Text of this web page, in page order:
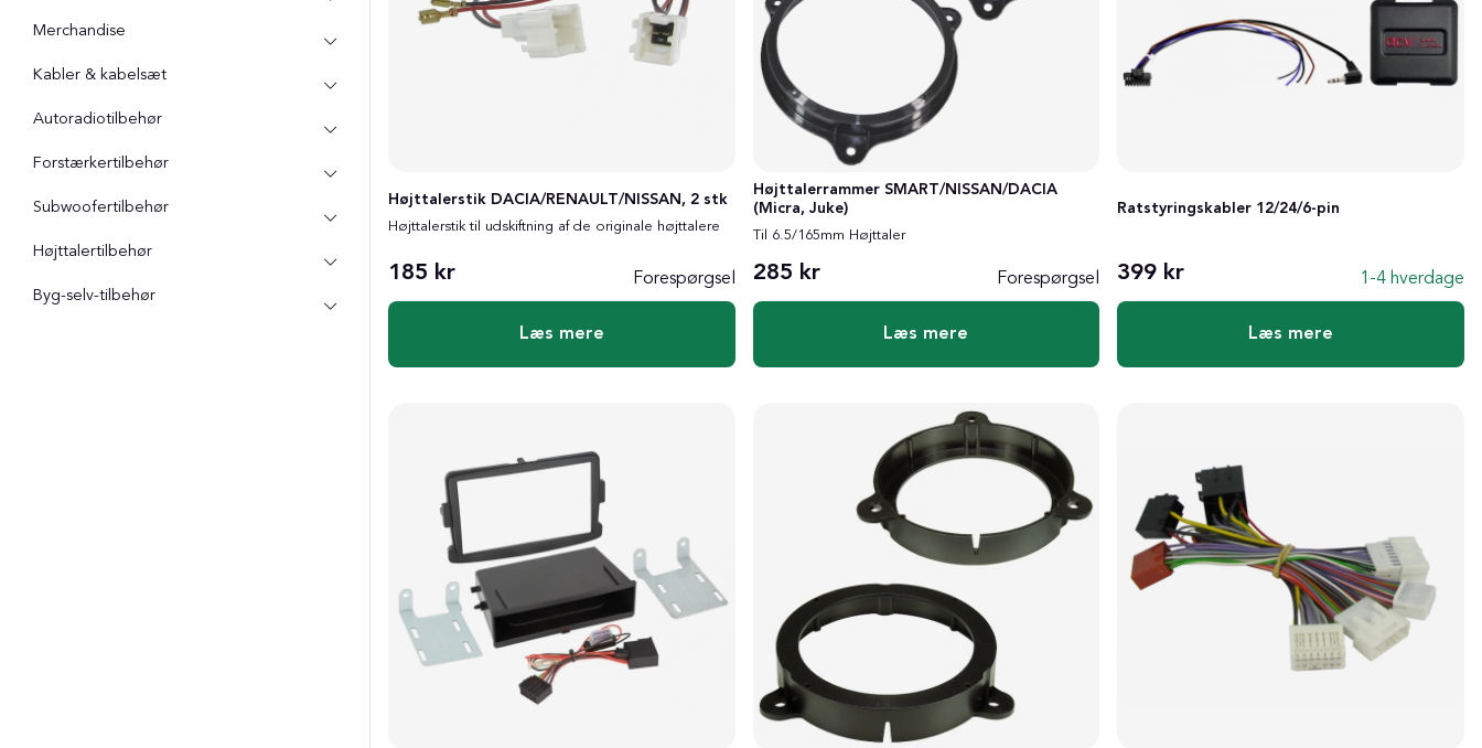
Merchandise
Kabler & kabelsæt
Autoradiotilbehør
Forstærkertilbehør
Subwoofertilbehør
Højttalertilbehør
Byg-selv-tilbehør
Højttalerstik DACIA/RENAULT/NISSAN, 2 stk
Højttalerstik til udskiftning af de originale højttalere
185 kr Forespørgsel
Læs mere
Højttalerrammer SMART/NISSAN/DACIA
(Micra, Juke)
Til 6.5/165mm Højttaler
285 kr Forespørgsel
Læs mere
Ratstyringskabler 12/24/6-pin
399 kr 1-4 hverdage
Læs mere